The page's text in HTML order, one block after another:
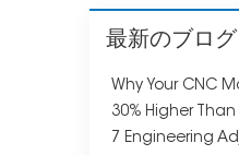
最新のブログ
Why Your CNC
30% Higher
7 Engineering